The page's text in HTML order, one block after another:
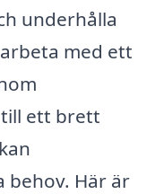
underhålla
med ett
ett brett
behov. Här är